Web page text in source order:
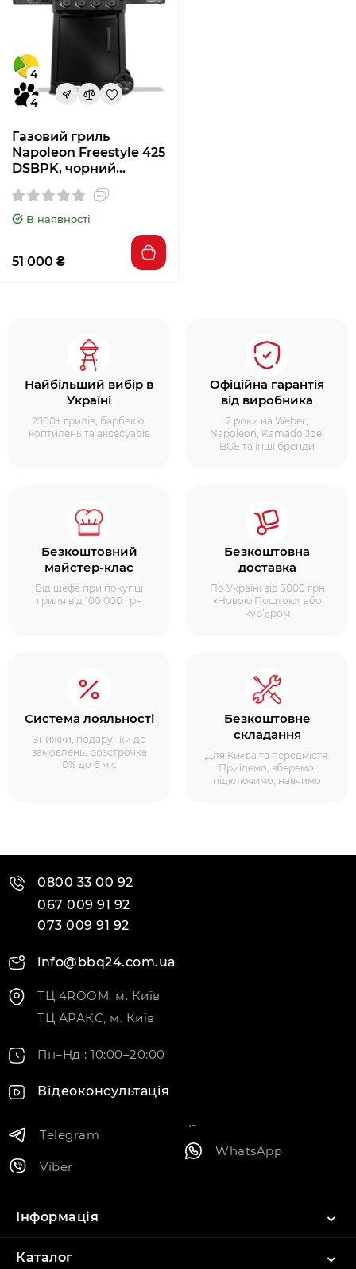
4
4
Газовий гриль
Napoleon Freestyle 425
DSBPK, чорний
F425DSBPK-1-UA
В наявності
51 000 ₴
Найбільший вибір в
Україні
2500+ грилів, барбекю,
коптилень та аксесуарів
Офіційна гарантія
від виробника
2 роки на Weber,
Napoleon, Kamado Joe,
BGE та інші бренди
Безкоштовний
майстер-клас
Від шефа при покупці
гриля від 100 000 грн
Безкоштовна
доставка
По Україні від 3000 грн
«Новою Поштою» або
кур’єром
Система лояльності
Знижки, подарунки до
замовлень, розстрочка
0% до 6 міс
Безкоштовне
складання
Для Києва та передмістя.
Приїдемо, зберемо,
підключимо, навчимо
0800 33 00 92
067 009 91 92
073 009 91 92
info@bbq24.com.ua
ТЦ 4ROOM, м. Київ
ТЦ АРАКС, м. Київ
Пн–Нд : 10:00–20:00
Відеоконсультація
Telegram
Viber
WhatsApp
Інформація
Каталог